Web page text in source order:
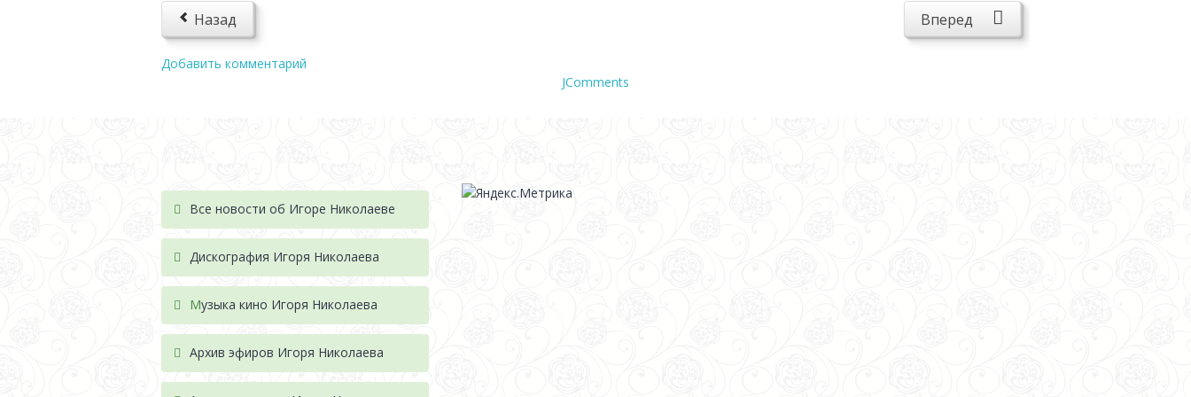
Назад Вперед
Добавить комментарий
JComments
Все новости об Игоре Николаеве
Дискография Игоря Николаева
Музыка кино Игоря Николаева
Архив эфиров Игоря Николаева